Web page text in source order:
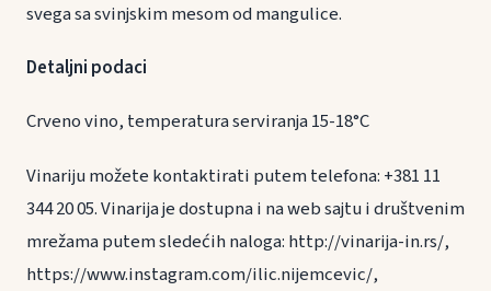
svega sa svinjskim mesom od mangulice.
Detaljni podaci
Crveno vino, temperatura serviranja 15-18°C
Vinariju možete kontaktirati putem telefona: +381 11
344 20 05. Vinarija je dostupna i na web sajtu i društvenim
mrežama putem sledećih naloga: http://vinarija-in.rs/,
https://www.instagram.com/ilic.nijemcevic/,